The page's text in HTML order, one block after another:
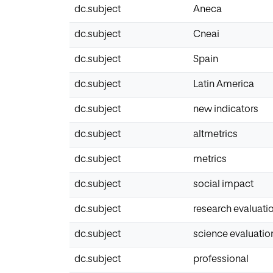
dc.subject Aneca
dc.subject Cneai
dc.subject Spain
dc.subject Latin America
dc.subject new indicators
dc.subject altmetrics
dc.subject metrics
dc.subject social impact
dc.subject research
dc.subject science
dc.subject professional